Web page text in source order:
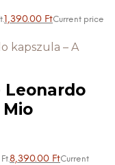
1,390.00 FtCurrent price
Leonardo
8,390.00 FtCurrent